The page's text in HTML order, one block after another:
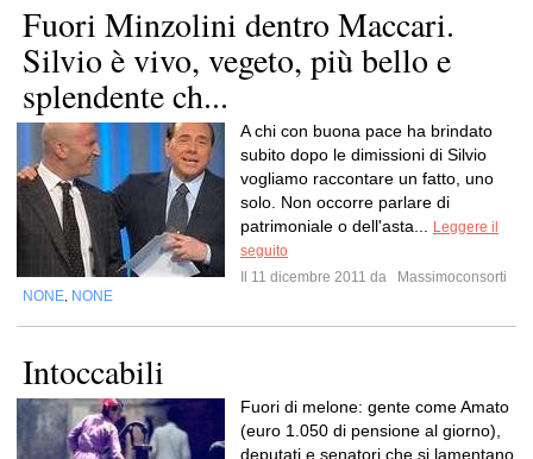
Fuori Minzolini dentro Maccari.
Silvio è vivo, vegeto, più bello e
splendente ch...
A chi con buona pace ha brindato
subito dopo le dimissioni di Silvio
vogliamo raccontare un fatto, uno
solo. Non occorre parlare di
patrimoniale o dell'asta...
Leggere il
seguito
Il 11 dicembre 2011 da
Massimoconsorti
NONE NONE
Intoccabili
Fuori di melone: gente come Amato
(euro 1.050 di pensione al giorno),
deputati e senatori che si lamentano